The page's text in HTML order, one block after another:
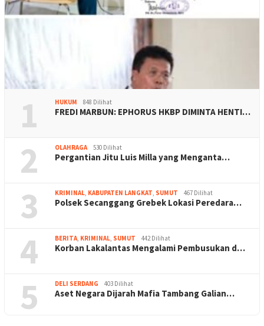
1 HUKUM 848 Dilihat
FREDI MARBUN: EPHORUS HKBP DIMINTA HENTI…
2 OLAHRAGA 530 Dilihat
Pergantian Jitu Luis Milla yang Menganta…
3 KRIMINAL KABUPATEN LANGKAT SUMUT 467 Dilihat
Polsek Secanggang Grebek Lokasi Peredara…
4 BERITA KRIMINAL SUMUT 442 Dilihat
Korban Lakalantas Mengalami Pembusukan d…
5 DELI SERDANG 403 Dilihat
Aset Negara Dijarah Mafia Tambang Galian…